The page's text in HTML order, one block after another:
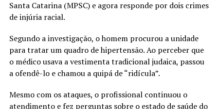
Santa Catarina (MPSC) e agora responde por dois crimes
de injúria racial.
Segundo a investigação, o homem procurou a unidade
para tratar um quadro de hipertensão. Ao perceber que
o médico usava a vestimenta tradicional judaica, passou
a ofendê-lo e chamou a quipá de “ridícula”.
Mesmo com os ataques, o profissional continuou o
atendimento e fez perguntas sobre o estado de saúde do